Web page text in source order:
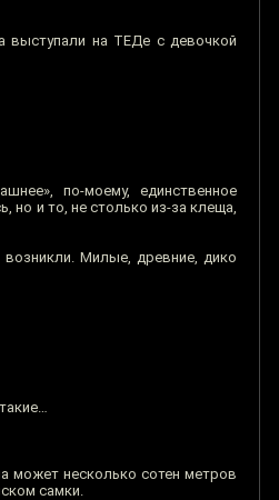
выступали на ТЕДе с девочкой
по-моему, единственное
но и то, не столько из-за клеща,
Милые, древние, дико
может несколько сотен метров
самки.